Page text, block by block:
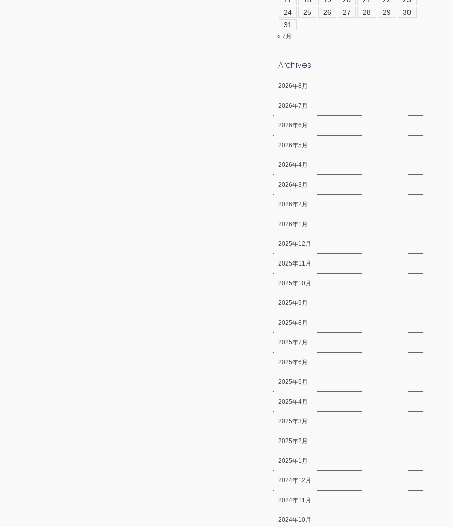
24
25 26 27 28 29
30
31
« 7月
Archives
2026年8月
2026年7月
2026年6月
2026年5月
2026年4月
2026年3月
2026年2月
2026年1月
2025年12月
2025年11月
2025年10月
2025年9月
2025年8月
2025年7月
2025年6月
2025年5月
2025年4月
2025年3月
2025年2月
2025年1月
2024年12月
2024年11月
2024年10月